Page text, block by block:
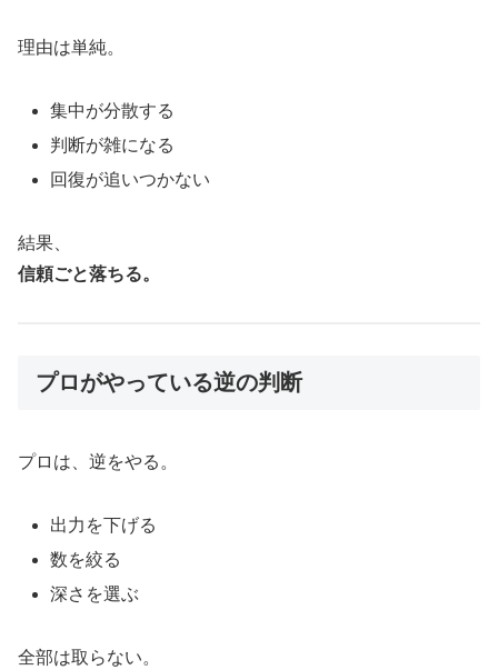
理由は単純。
集中が分散する
判断が雑になる
回復が追いつかない
結果、
信頼ごと落ちる。
プロがやっている逆の判断
プロは、逆をやる。
出力を下げる
数を絞る
深さを選ぶ
全部は取らない。